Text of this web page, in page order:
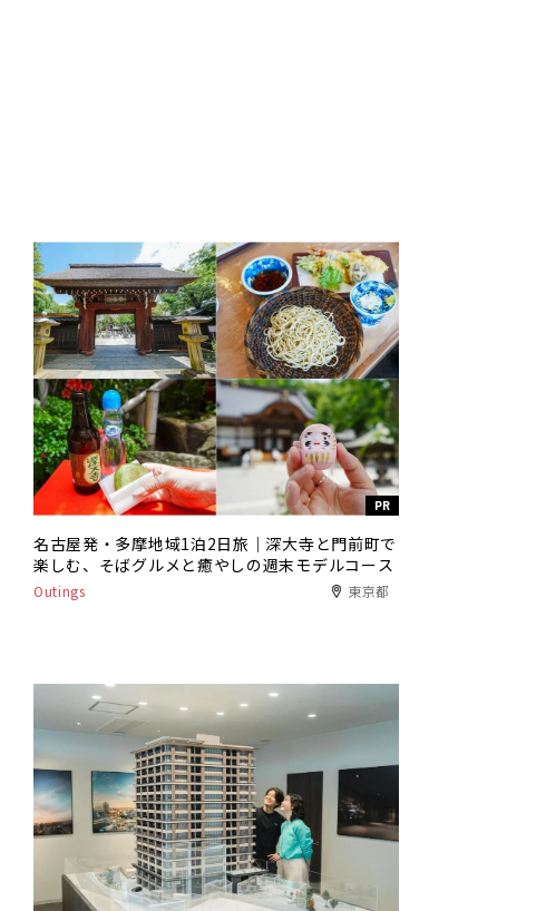
PR
名古屋発・多摩地域1泊2日旅｜深大寺と門前町で
楽しむ、そばグルメと癒やしの週末モデルコース
Outings 東京都